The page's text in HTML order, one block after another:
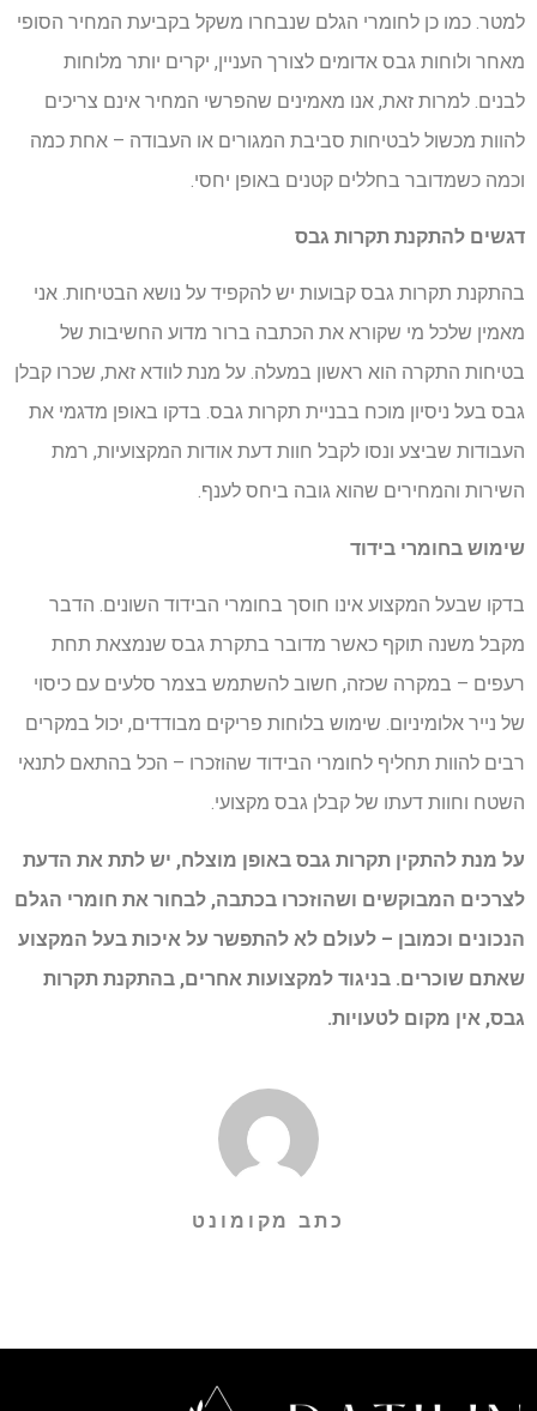
למטר. כמו כן לחומרי הגלם שנבחרו משקל בקביעת המחיר הסופי
מאחר ולוחות גבס אדומים לצורך העניין, יקרים יותר מלוחות
לבנים. למרות זאת, אנו מאמינים שהפרשי המחיר אינם צריכים
להוות מכשול לבטיחות סביבת המגורים או העבודה – אחת כמה
וכמה כשמדובר בחללים קטנים באופן יחסי.
דגשים להתקנת תקרות גבס
בהתקנת תקרות גבס קבועות יש להקפיד על נושא הבטיחות. אני
מאמין שלכל מי שקורא את הכתבה ברור מדוע החשיבות של
בטיחות התקרה הוא ראשון במעלה. על מנת לוודא זאת, שכרו קבלן
גבס בעל ניסיון מוכח בבניית תקרות גבס. בדקו באופן מדגמי את
העבודות שביצע ונסו לקבל חוות דעת אודות המקצועיות, רמת
השירות והמחירים שהוא גובה ביחס לענף.
שימוש בחומרי בידוד
בדקו שבעל המקצוע אינו חוסך בחומרי הבידוד השונים. הדבר
מקבל משנה תוקף כאשר מדובר בתקרת גבס שנמצאת תחת
רעפים – במקרה שכזה, חשוב להשתמש בצמר סלעים עם כיסוי
של נייר אלומיניום. שימוש בלוחות פריקים מבודדים, יכול במקרים
רבים להוות תחליף לחומרי הבידוד שהוזכרו – הכל בהתאם לתנאי
השטח וחוות דעתו של קבלן גבס מקצועי.
על מנת להתקין תקרות גבס באופן מוצלח, יש לתת את הדעת
לצרכים המבוקשים ושהוזכרו בכתבה, לבחור את חומרי הגלם
הנכונים וכמובן – לעולם לא להתפשר על איכות בעל המקצוע
שאתם שוכרים. בניגוד למקצועות אחרים, בהתקנת תקרות
גבס, אין מקום לטעויות.
כתב מקומונט